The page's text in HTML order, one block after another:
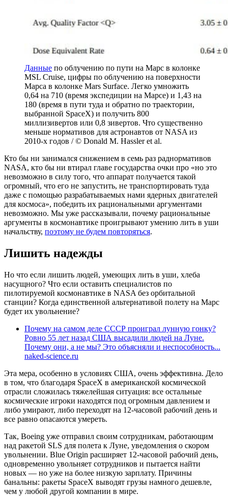
Данные по облучению по пути на Марс в колонке
MSL Cruise, цифры по облучению на поверхности
Марса в колонке Mars Surface. Легко умножить
0,64 на 710 (время экспедиции на Марсе) и 1,43 на
180 (время в пути туда и обратно по траектории,
выбранной SpaceX) и получить 800
миллизивертов или 0,8 зивертов. Что существенно
меньше нормативов для астронавтов от NASA из
2010-х годов / © Donald M. Hassler et al.
Кто бы ни занимался снижением в семь раз раднормативов
NASA, кто бы ни втирал главе государства очки про «но это
невозможно в силу того, что аппарат получается такой
огромный, что его не запустить, не транспортировать туда
даже с помощью разрабатываемых нами ядерных двигателей
для космоса», победить их рациональными аргументами
невозможно. Мы уже рассказывали, почему рациональные
аргументы в космонавтике проигрывают умению лить в уши
начальству, поэтому не будем повторяться.
Лишить надежды
Но что если лишить людей, умеющих лить в уши, хлеба
насущного? Что если оставить специалистов по
пилотируемой космонавтике в NASA без орбитальной
станции? Когда единственной альтернативой полету на Марс
будет их увольнение?
Почему на самом деле СССР проиграл лунную гонку?
Ровно 55 лет назад США высадили людей на Луне.
Почему они, а не мы? Это объясняли и неспособность...
naked-science.ru
Эта мера, особенно в условиях США, очень эффективна. Дело
в том, что благодаря SpaceX в американской космической
отрасли сложилась тяжелейшая ситуация: все остальные
космические игроки находятся под огромным давлением и
либо умирают, либо переходят на 12-часовой рабочий день и
все равно опасаются умереть.
Так, Boeing уже отправил своим сотрудникам, работающим
над ракетой SLS для полета к Луне, уведомления о скором
увольнении. Blue Origin расширяет 12-часовой рабочий день,
одновременно увольняет сотрудников и пытается найти
новых — но уже на более низкую зарплату. Причины
банальны: ракеты SpaceX выводят грузы намного дешевле,
чем у любой другой компании в мире.